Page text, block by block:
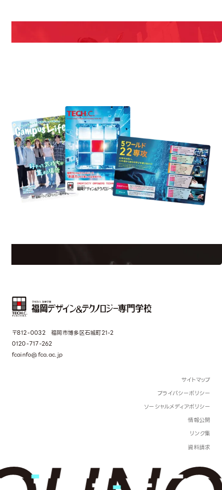
Information
〒812-0032 福岡市博多区石城町21-2
0120-717-262
fcainfo@fca.ac.jp
サイトマップ
プライバシーポリシー
ソーシャルメディアポリシー
情報公開
リンク集
資料請求